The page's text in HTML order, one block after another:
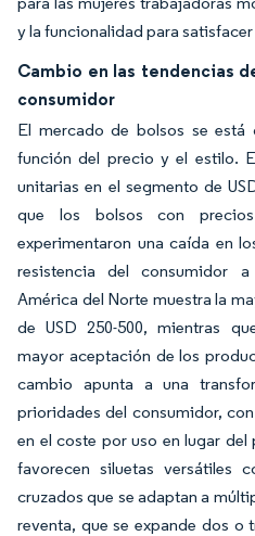
y la funcionalidad para
Cambio en las tendencias
consumidor
El mercado de bolsos se
función del precio y el estilo.
unitarias en el segmento de
que los bolsos con
experimentaron una caída en
resistencia del consumidor
América del Norte muestra la
de USD 250-500, mientras
mayor aceptación de los
cambio apunta a una
prioridades del consumidor,
en el coste por uso en lugar
favorecen siluetas versátiles
cruzados que se adaptan a
reventa, que se expande dos o